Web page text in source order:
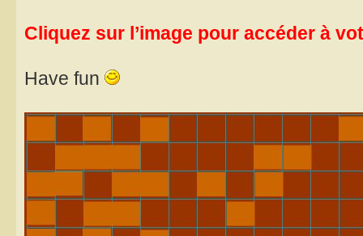
Cliquez sur l’image pour accéder à
Have fun